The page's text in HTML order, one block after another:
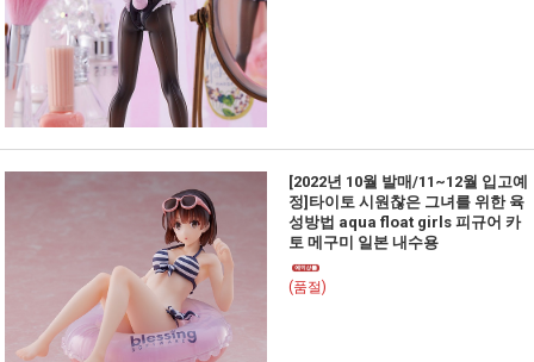
[2022년 10월 발매/11~12월 입고예
정]타이토 시원찮은 그녀를 위한 육
성방법 aqua float girls 피규어 카
토 메구미 일본 내수용
(품절)